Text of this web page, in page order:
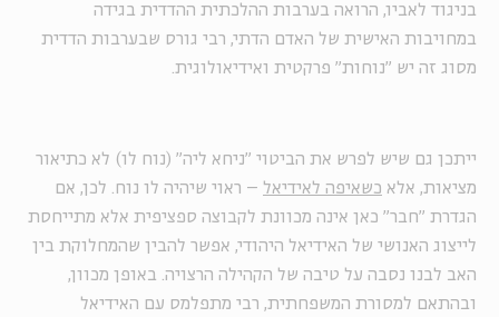
בניגוד לאביו, הרואה בערבות ההלכתית ההדדית בגידה
במחויבות האישית של האדם הדתי, רבי גורס שבערבות הדדית
מסוג זה יש "נוחות" פרקטית ואידיאולוגית.
ייתכן גם שיש לפרש את הביטוי "ניחא ליה" (נוח לו) לא כתיאור
מציאות, אלא כשאיפה לאידיאל – ראוי שיהיה לו נוח. לכן, אם
הגדרת "חבר" כאן אינה מכוונת לקבוצה ספציפית אלא מתייחסת
לייצוג האנושי של האידיאל היהודי, אפשר להבין שהמחלוקת בין
האב לבנו נסבה על טיבה של הקהילה הרצויה. באופן מכוון,
ובהתאם למסורת המשפחתית, רבי מתפלמס עם האידיאל